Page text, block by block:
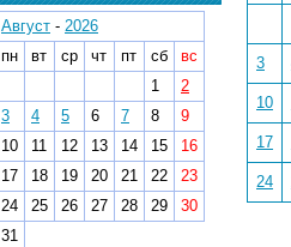
3
10
17
24
Август - 2026
пн
вт ср чт пт сб
вс
1
2
3
4 5 6 7 8
9
10
11 12 13 14 15
16
17
18 19 20 21 22
23
24
25 26 27 28 29
30
31